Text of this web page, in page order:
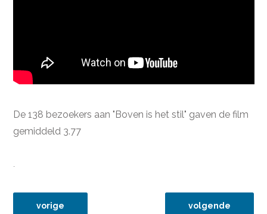
De 138 bezoekers aan "Boven is het stil" gaven de film
gemiddeld 3.77
-
vorig artikel: 17sep13 hannah arendt
vorige volgende artikel:
volgende